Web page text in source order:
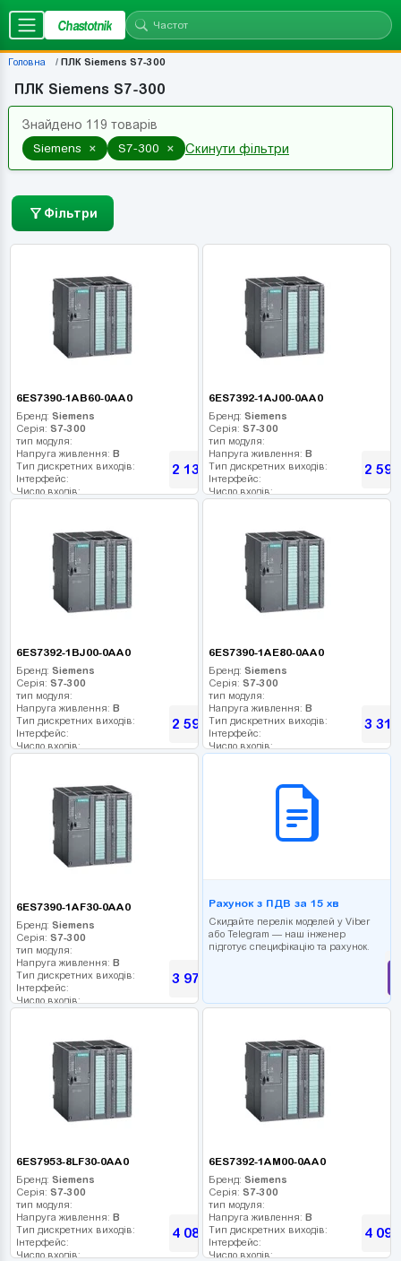
Chastotnik
Головна ПЛК Siemens S7-300
ПЛК Siemens S7-300
Знайдено 119 товарів
Siemens × S7-300 × Скинути фільтри
Фільтри
6ES7390-1AB60-0AA0
Бренд: Siemens
Серія: S7-300
тип модуля:
Напруга живлення: В
Тип дискретних виходів:
Інтерфейс:
Число входів:
Число дискретних виходів:
Число високочастотних виходів:
2 135 грн
6ES7392-1AJ00-0AA0
Бренд: Siemens
Серія: S7-300
тип модуля:
Напруга живлення: В
Тип дискретних виходів:
Інтерфейс:
Число входів:
Число дискретних виходів:
Число високочастотних виходів:
2 594
6ES7392-1BJ00-0AA0
Бренд: Siemens
Серія: S7-300
тип модуля:
Напруга живлення: В
Тип дискретних виходів:
Інтерфейс:
Число входів:
Число дискретних виходів:
Число високочастотних виходів:
2 594 грн
6ES7390-1AE80-0AA0
Бренд: Siemens
Серія: S7-300
тип модуля:
Напруга живлення: В
Тип дискретних виходів:
Інтерфейс:
Число входів:
Число дискретних виходів:
Число високочастотних виходів:
3 316
6ES7390-1AF30-0AA0
Бренд: Siemens
Серія: S7-300
тип модуля:
Напруга живлення: В
Тип дискретних виходів:
Інтерфейс:
Число входів:
Число дискретних виходів:
Число високочастотних виходів:
3 979
Рахунок з ПДВ за 15 хв
Скидайте перелік моделей у Viber
або Telegram — наш інженер
підготує специфікацію та рахунок.
6ES7953-8LF30-0AA0
Бренд: Siemens
Серія: S7-300
тип модуля:
Напруга живлення: В
Тип дискретних виходів:
Інтерфейс:
Число входів:
4 086 грн
6ES7392-1AM00-0AA0
Бренд: Siemens
Серія: S7-300
тип модуля:
Напруга живлення: В
Тип дискретних виходів:
Інтерфейс:
Число входів:
4 096